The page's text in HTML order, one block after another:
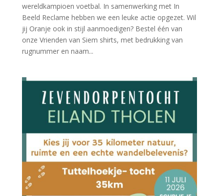
wereldkampioen voetbal. In samenwerking met In
Beeld Reclame hebben we een leuke actie opgezet. Wil
jij Oranje ook in stijl aanmoedigen? Bestel één van
onze Vrienden van Siem shirts, met bedrukking van
rugnummer en naam...